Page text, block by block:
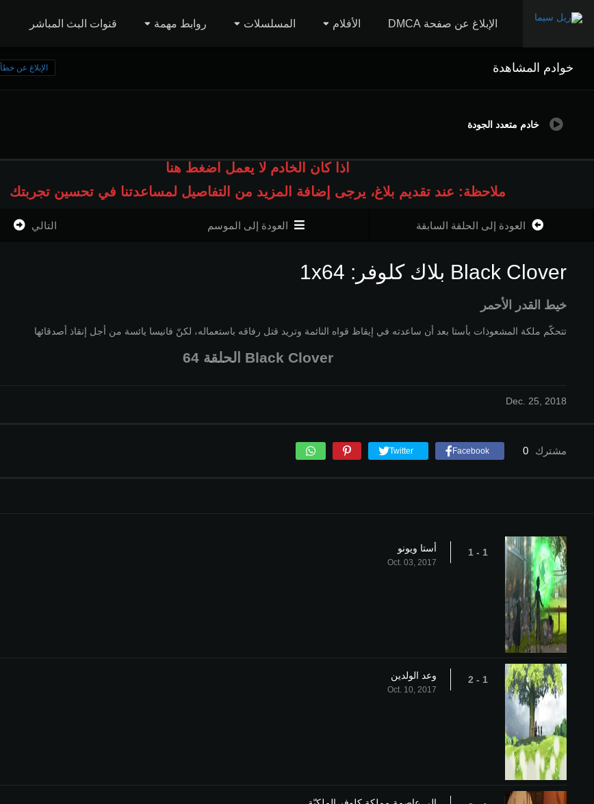
الإبلاغ عن صفحة DMCA الأفلام المسلسلات روابط مهمة قنوات البث المباشر
خوادم المشاهدة الإبلاغ عن خطأ
خادم متعدد الجودة
اذا كان الخادم لا يعمل اضغط هنا
ملاحظة: عند تقديم بلاغ، يرجى إضافة المزيد من التفاصيل لمساعدتنا في تحسين تجربتك
العودة إلى الحلقة السابقة العودة إلى الموسم التالي
Black Clover بلاك كلوفر: 1x64
خيط القدر الأحمر
تتحكّم ملكة المشعوذات بأستا بعد أن ساعدته في إيقاظ قواه النائمة وتريد قتل رفاقه باستعماله، لكنّ فانيسا يائسة من أجل إنقاذ أصدقائها
Black Clover الحلقة 64
Dec. 25, 2018
مشترك 0
Facebook
Twitter
1 - 1 أستا ويونو
Oct. 03, 2017
1 - 2 وعد الولدين
Oct. 10, 2017